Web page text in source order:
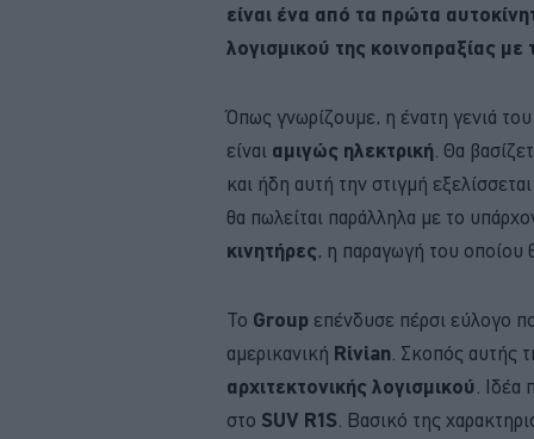
είναι ένα από τα πρώτα
λογισμικού της κοινοπραξίας
Όπως γνωρίζουμε, η ένατη γενιά του
είναι αμιγώς ηλεκτρική . Θα
και ήδη αυτή την στιγμή
θα πωλείται παράλληλα με το
κινητήρες, η παραγωγή του οποίου
Το Group επένδυσε πέρσι εύλογο
αμερικανική Rivian . Σκοπός αυτής
αρχιτεκτονικής λογισμικού .
στο SUV R1S . Βασικό της